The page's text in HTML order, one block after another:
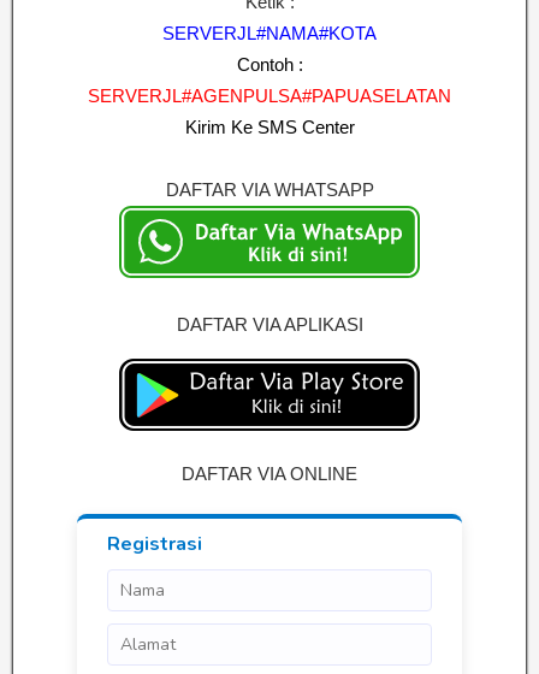
SERVERJL#NAMA#KOTA
Contoh :
SERVERJL#AGENPULSA#PAPUASELATAN
Kirim Ke SMS Center
DAFTAR VIA WHATSAPP
DAFTAR VIA APLIKASI
DAFTAR VIA ONLINE